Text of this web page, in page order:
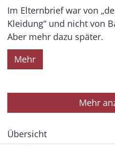
Im Elternbrief war von
Kleidung“ und nicht von
Aber mehr dazu später.
Mehr
Mehr
Übersicht